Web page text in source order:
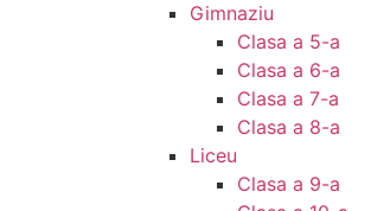
Gimnaziu
Clasa a 5-a
Clasa a 6-a
Clasa a 7-a
Clasa a 8-a
Liceu
Clasa a 9-a